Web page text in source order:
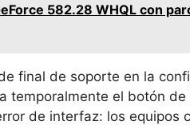
582.28 WHQL con
final de soporte en la
temporalmente el botón
de interfaz: los equipos